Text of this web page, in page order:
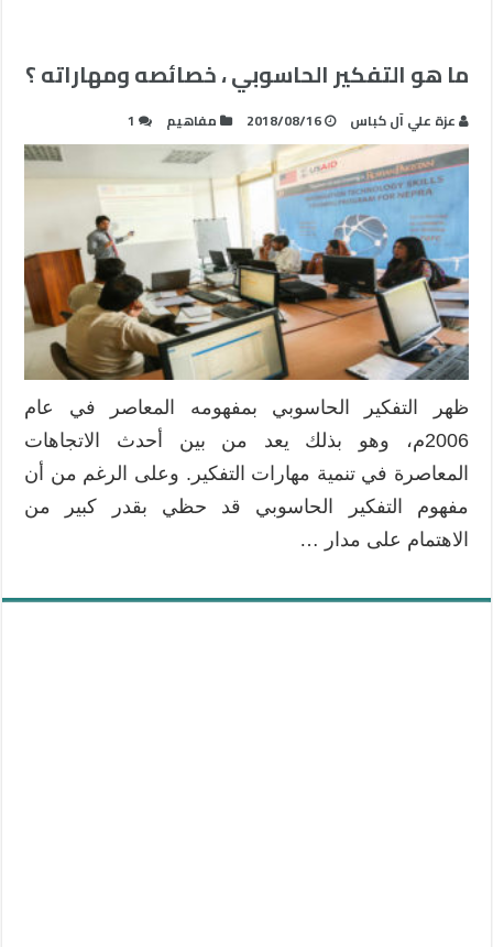
ما هو التفكير الحاسوبي ، خصائصه ومهاراته ؟
عزة علي آل كباس 2018/08/16 مفاهيم 1
ظهر التفكير الحاسوبي بمفهومه المعاصر في عام
2006م، وهو بذلك يعد من بين أحدث الاتجاهات
المعاصرة في تنمية مهارات التفكير. وعلى الرغم من أن
مفهوم التفكير الحاسوبي قد حظي بقدر كبير من
الاهتمام على مدار …